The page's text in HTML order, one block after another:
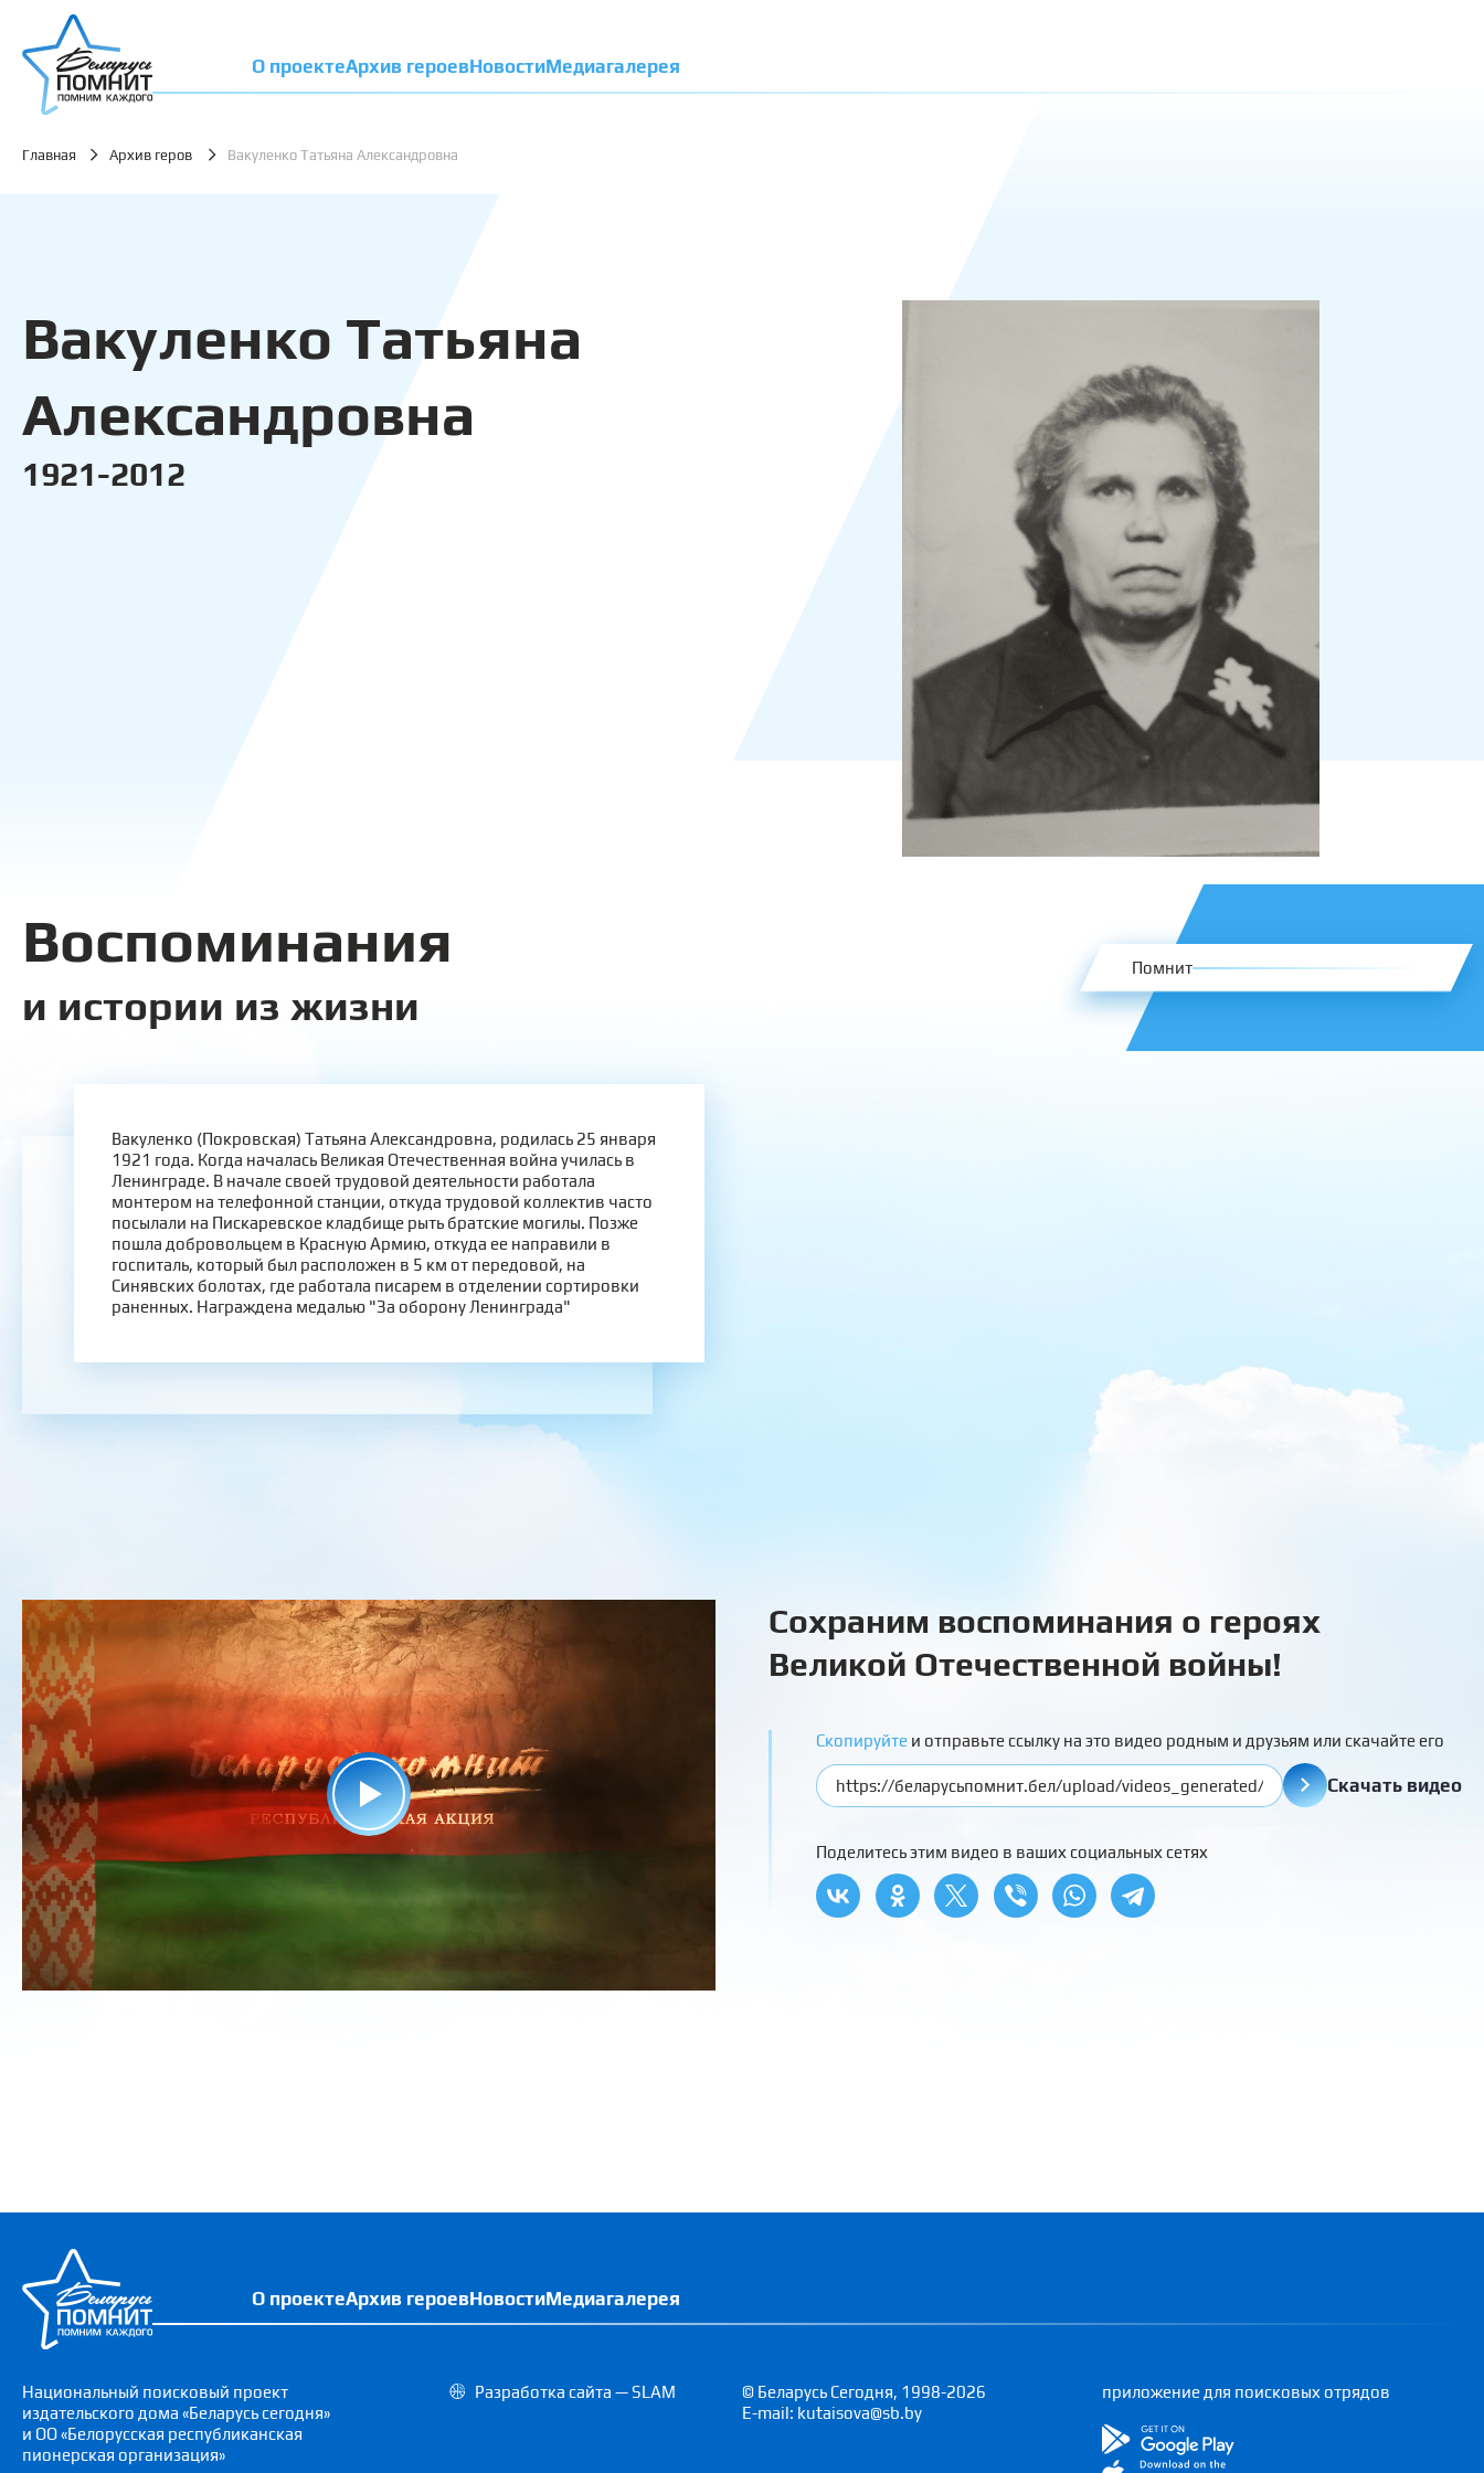
О проектеАрхив героевНовостиМедиагалерея
Главная Архив геров Вакуленко Татьяна Александровна
Вакуленко Татьяна
Александровна
1921-2012
Воспоминания
и истории из жизни
Помнит
Вакуленко (Покровская) Татьяна Александровна, родилась 25 января
1921 года. Когда началась Великая Отечественная война училась в
Ленинграде. В начале своей трудовой деятельности работала
монтером на телефонной станции, откуда трудовой коллектив часто
посылали на Пискаревское кладбище рыть братские могилы. Позже
пошла добровольцем в Красную Армию, откуда ее направили в
госпиталь, который был расположен в 5 км от передовой, на
Синявских болотах, где работала писарем в отделении сортировки
раненных. Награждена медалью "За оборону Ленинграда"
Сохраним воспоминания о героях
Великой Отечественной войны!
Скопируйте и отправьте ссылку на это видео родным и друзьям или скачайте его
Скачать видео
Поделитесь этим видео в ваших социальных сетях
О проектеАрхив героевНовостиМедиагалерея
Национальный поисковый проект
издательского дома «Беларусь сегодня»
и ОО «Белорусская республиканская
пионерская организация»
Разработка сайта — SLAM
© Беларусь Сегодня, 1998-2026
E-mail: kutaisova@sb.by
приложение для поисковых отрядов